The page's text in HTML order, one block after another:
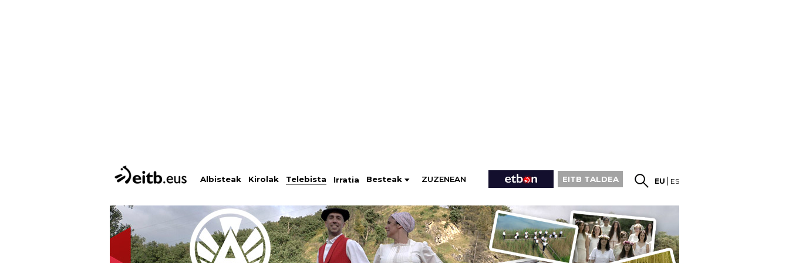
Albisteak Kirolak Telebista Irratia Besteak ZUZENEAN EITB TALDEA EU ES